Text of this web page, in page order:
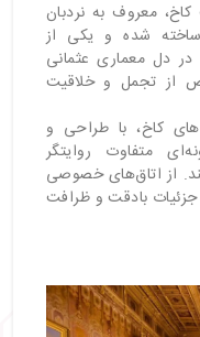
معروف به نردبان
ساخته شده و یکی از
در دل معماری عثمانی
از تجمل و خلاقیت
کاخ، با طراحی و
متفاوت روایتگر
از اتاق‌های خصوصی
بادقت و ظرافت